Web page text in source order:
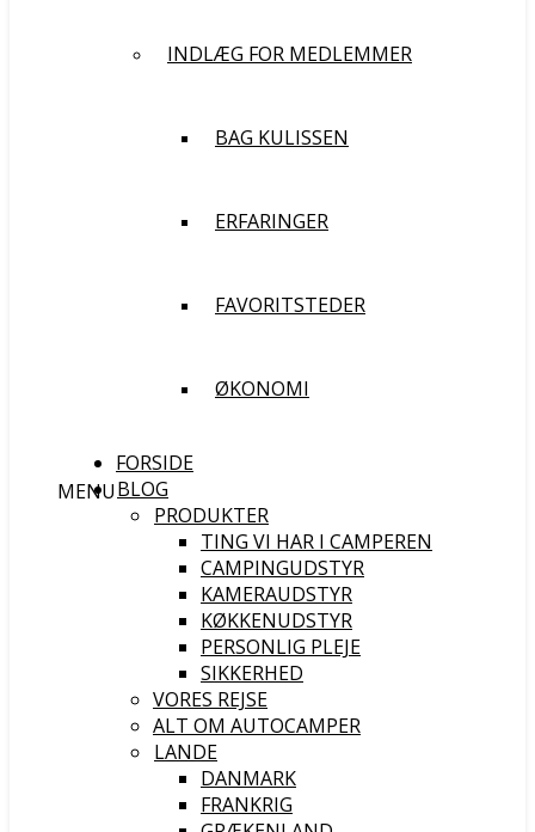
INDLÆG FOR MEDLEMMER
BAG KULISSEN
ERFARINGER
FAVORITSTEDER
ØKONOMI
MENU
FORSIDE
BLOG
PRODUKTER
TING VI HAR I CAMPEREN
CAMPINGUDSTYR
KAMERAUDSTYR
KØKKENUDSTYR
PERSONLIG PLEJE
SIKKERHED
VORES REJSE
ALT OM AUTOCAMPER
LANDE
DANMARK
FRANKRIG